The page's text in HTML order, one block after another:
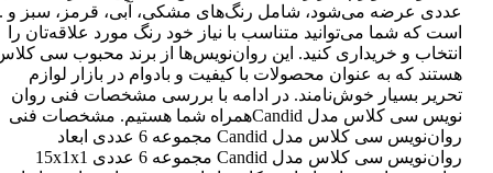
عددی عرضه می‌شود، شامل رنگ‌های مشکی، آبی، قرمز، سبز و
است که شما می‌توانید متناسب با نیاز خود رنگ مورد علاقه‌تان را
انتخاب و خریداری کنید. این روان‌نویس‌ها از برند محبوب سی
هستند که به عنوان محصولات با کیفیت و بادوام در بازار لوازم
تحریر بسیار خوش‌نامند. در ادامه با بررسی مشخصات فنی روان
نویس سی کلاس مدل Candidهمراه شما هستیم. مشخصات فنی
روان‌نویس سی کلاس مدل Candid مجموعه 6 عددی ابعاد
روان‌نویس سی کلاس مدل Candid مجموعه 6 عددی 15x1x1